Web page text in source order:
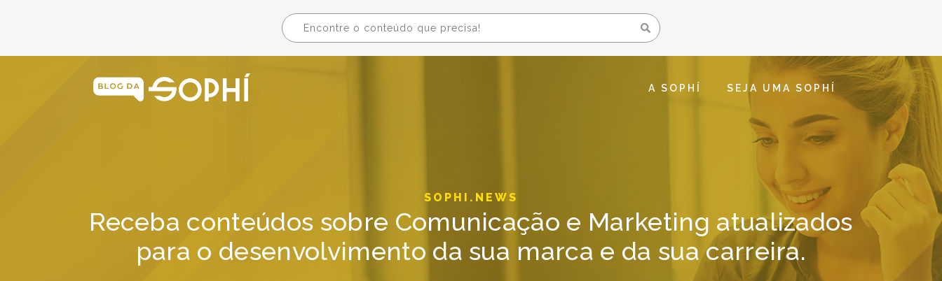
A SOPHÍ SEJA UMA SOPHÍ
SOPHI.NEWS
Receba conteúdos sobre Comunicação e Marketing atualizados
para o desenvolvimento da sua marca e da sua carreira.